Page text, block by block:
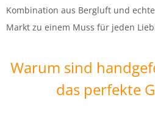
Kombination aus Bergluft und
Markt zu einem Muss für jeden
Warum sind
das perfekte